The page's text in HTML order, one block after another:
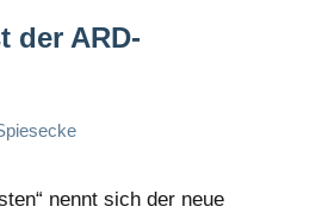
der ARD-
nennt sich der neue